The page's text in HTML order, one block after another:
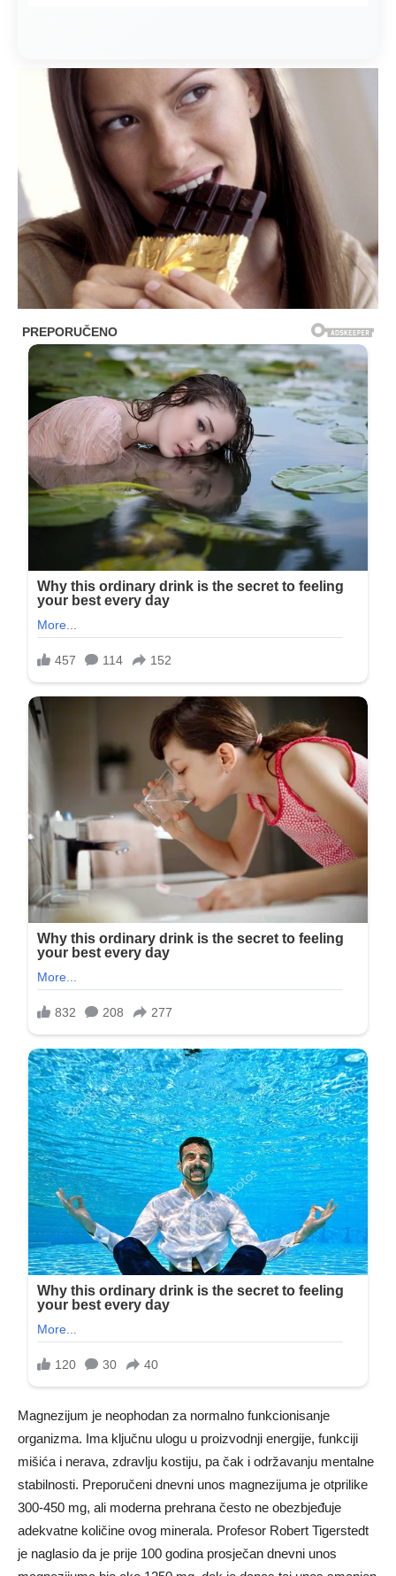
Magnezijum je neophodan za normalno funkcionisanje
organizma. Ima ključnu ulogu u proizvodnji energije, funkciji
mišića i nerava, zdravlju kostiju, pa čak i održavanju mentalne
stabilnosti. Preporučeni dnevni unos magnezijuma je otprilike
300-450 mg, ali moderna prehrana često ne obezbjeđuje
adekvatne količine ovog minerala. Profesor Robert Tigerstedt
je naglasio da je prije 100 godina prosječan dnevni unos